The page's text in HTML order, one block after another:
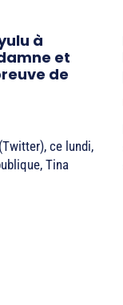
à
et
de
ce lundi,
Tina